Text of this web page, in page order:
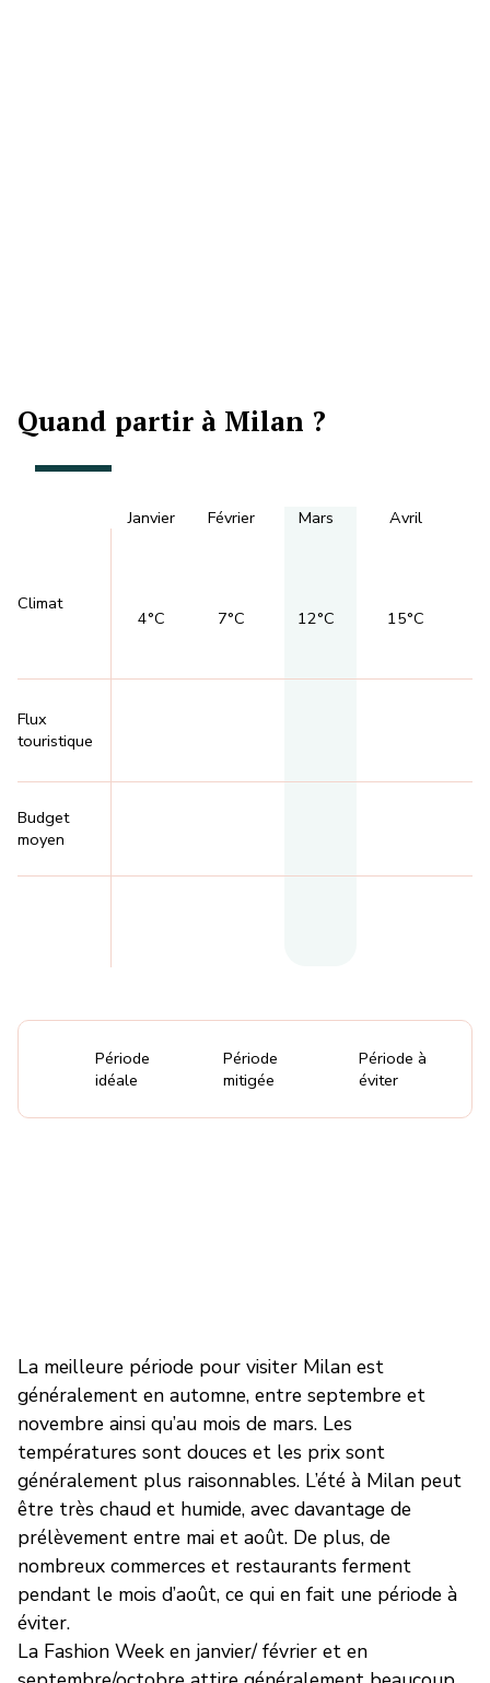
Quand partir à Milan ?
Janvier Février Mars Avril
Climat
4°C 7°C 12°C 15°C
Flux
touristique
Budget
moyen
Période
idéale
Période
mitigée
Période à
éviter
La meilleure période pour visiter Milan est
généralement en automne, entre septembre et
novembre ainsi qu’au mois de mars. Les
températures sont douces et les prix sont
généralement plus raisonnables. L’été à Milan peut
être très chaud et humide, avec davantage de
prélèvement entre mai et août. De plus, de
nombreux commerces et restaurants ferment
pendant le mois d’août, ce qui en fait une période à
éviter.
La Fashion Week en janvier/ février et en